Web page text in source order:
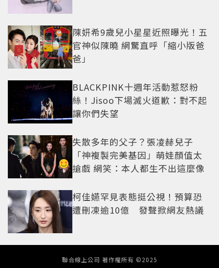
陳妍希9歲兒小星星近照曝光！五
官神似陳曉 網驚直呼「縮小版爸
爸」
BLACKPINK十週年活動惹怒粉
絲！Jisoo下場滅火道歉：對不起
讓你們失望
失散多年的父子？張凌赫兒子
「神複製完美基因」萌娃顏值太
搶戲 網笑：本人都生不出這麼像
柯佳嬿罕見表態挺公視！預算恐
遭刪凍逾10億 發聲掀網友熱議
聯合線上公司 著作權所有 ©2025